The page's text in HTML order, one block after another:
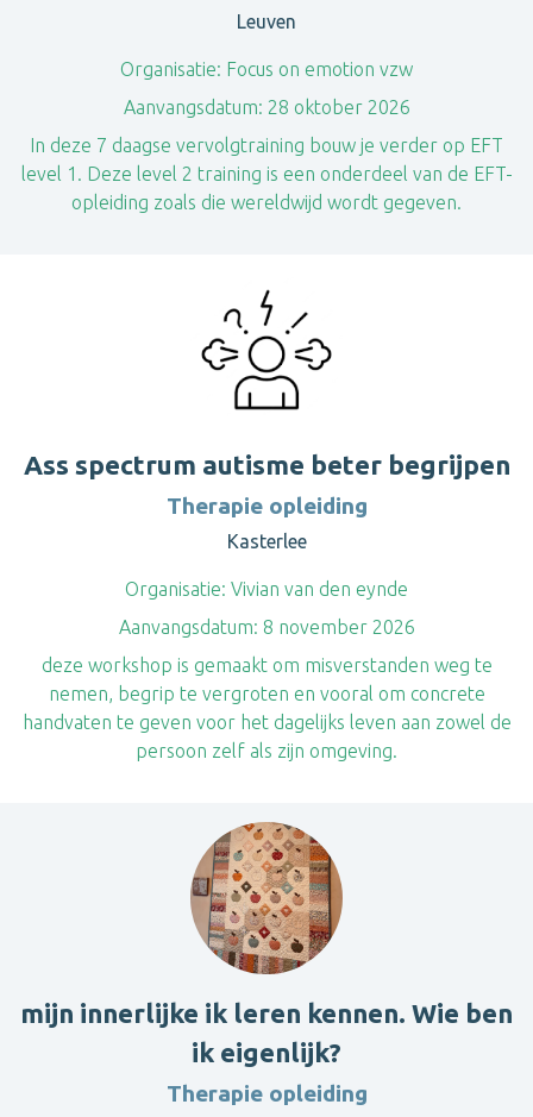
Leuven
Organisatie: Focus on emotion vzw
Aanvangsdatum: 28 oktober 2026
In deze 7 daagse vervolgtraining bouw je verder op EFT
level 1. Deze level 2 training is een onderdeel van de EFT-
opleiding zoals die wereldwijd wordt gegeven.
Ass spectrum autisme beter begrijpen
Therapie opleiding
Kasterlee
Organisatie: Vivian van den eynde
Aanvangsdatum: 8 november 2026
deze workshop is gemaakt om misverstanden weg te
nemen, begrip te vergroten en vooral om concrete
handvaten te geven voor het dagelijks leven aan zowel de
persoon zelf als zijn omgeving.
mijn innerlijke ik leren kennen. Wie ben
ik eigenlijk?
Therapie opleiding